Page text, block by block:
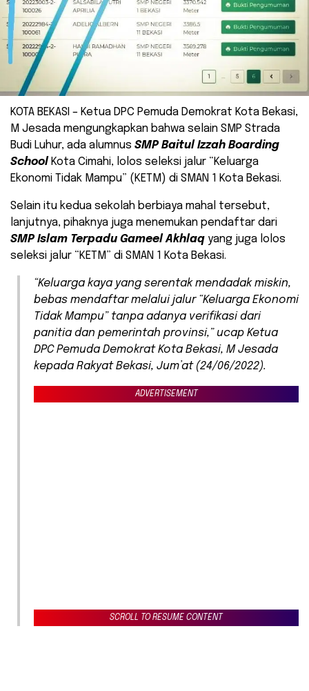
KOTA BEKASI – Ketua DPC Pemuda Demokrat Kota Bekasi,
M Jesada mengungkapkan bahwa selain SMP Strada
Budi Luhur, ada alumnus SMP Baitul Izzah Boarding
School Kota Cimahi, lolos seleksi jalur “Keluarga
Ekonomi Tidak Mampu” (KETM) di SMAN 1 Kota Bekasi.
Selain itu kedua sekolah berbiaya mahal tersebut,
lanjutnya, pihaknya juga menemukan pendaftar dari
SMP Islam Terpadu Gameel Akhlaq yang juga lolos
seleksi jalur “KETM” di SMAN 1 Kota Bekasi.
“Keluarga kaya yang serentak mendadak miskin,
bebas mendaftar melalui jalur “Keluarga Ekonomi
Tidak Mampu” tanpa adanya verifikasi dari
panitia dan pemerintah provinsi,” ucap Ketua
DPC Pemuda Demokrat Kota Bekasi, M Jesada
kepada Rakyat Bekasi, Jum’at (24/06/2022).
ADVERTISEMENT
SCROLL TO RESUME CONTENT